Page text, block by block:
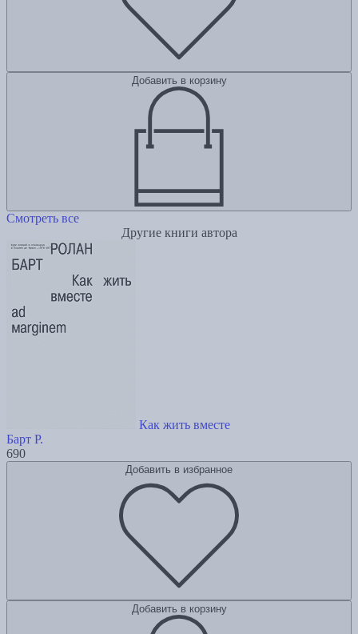
Добавить в корзину
Смотреть все
Другие книги автора
Как жить вместе
Барт Р.
690
Добавить в избранное
Добавить в корзину